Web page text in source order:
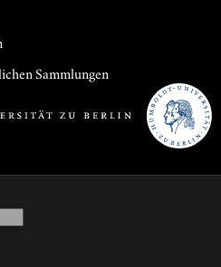
Sammlungen